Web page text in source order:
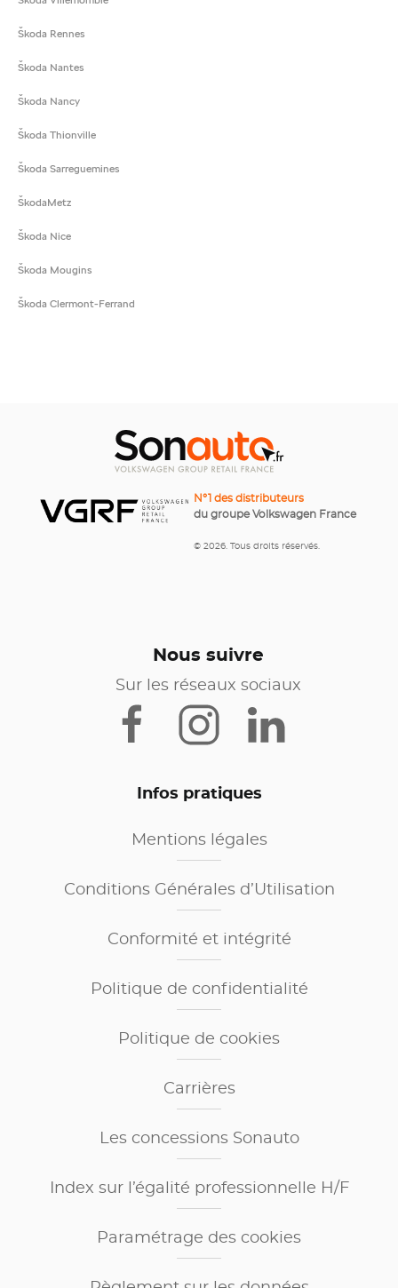
Škoda Rennes
Škoda Nantes
Škoda Nancy
Škoda Thionville
Škoda Sarreguemines
ŠkodaMetz
Škoda Nice
Škoda Mougins
Škoda Clermont-Ferrand
N°1 des distributeurs
du groupe Volkswagen France
© 2026. Tous droits réservés.
Nous suivre
Sur les réseaux sociaux
Infos pratiques
Mentions légales
Conditions Générales d’Utilisation
Conformité et intégrité
Politique de confidentialité
Politique de cookies
Carrières
Les concessions Sonauto
Index sur l’égalité professionnelle H/F
Paramétrage des cookies